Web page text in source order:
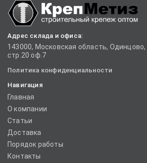
Адрес склада и офиса:
143000, Московская область, Одинцово,
стр.20 оф.7
Политика конфиденциальности
Навигация
Главная
О компании
Статьи
Доставка
Порядок работы
Контакты